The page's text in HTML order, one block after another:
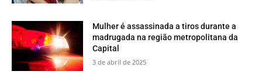
Mulher é assassinada a tiros durante a
madrugada na região metropolitana da
Capital
3 de abril de 2025